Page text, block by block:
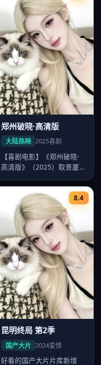
郑州破晓·高清版
大陆热映 2025喜剧
【喜剧电影】《郑州破晓·
高清版》（2025）取景厦
现、赵丽…
8.4
昆明终局 第2季
国产大片 2024爱情
好看的国产大片片库新增